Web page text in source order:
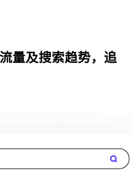
量及搜索趋势，追